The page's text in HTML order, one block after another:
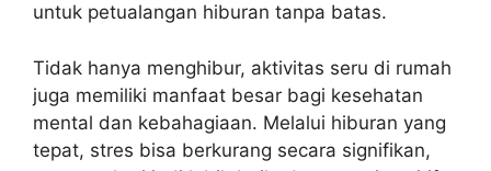
untuk petualangan hiburan tanpa batas.
Tidak hanya menghibur, aktivitas seru di rumah
juga memiliki manfaat besar bagi kesehatan
mental dan kebahagiaan. Melalui hiburan yang
tepat, stres bisa berkurang secara signifikan,